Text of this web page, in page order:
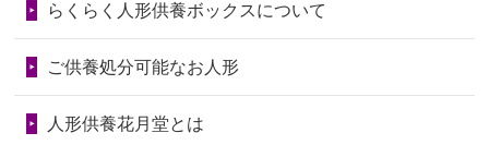
2026/06/24今は亡き両親が孫（私の子供）の初節
句に贈って...
2026/06/23ありがとうね
第71回人形供養祭令和6年8月1日(木)
第70回人形供養祭令和6年6月21日(金)
らくらく人形供養ボックスについて
ご供養処分可能なお人形
人形供養花月堂とは